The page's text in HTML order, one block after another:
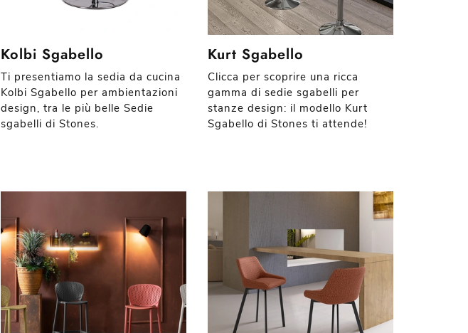
Kolbi Sgabello
Ti presentiamo la sedia da cucina
Kolbi Sgabello per ambientazioni
design, tra le più belle Sedie
sgabelli di Stones.
Kurt Sgabello
Clicca per scoprire una ricca
gamma di sedie sgabelli per
stanze design: il modello Kurt
Sgabello di Stones ti attende!